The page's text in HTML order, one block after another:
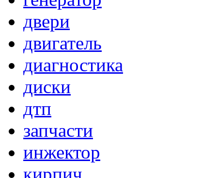
двери
двигатель
диагностика
диски
дтп
запчасти
инжектор